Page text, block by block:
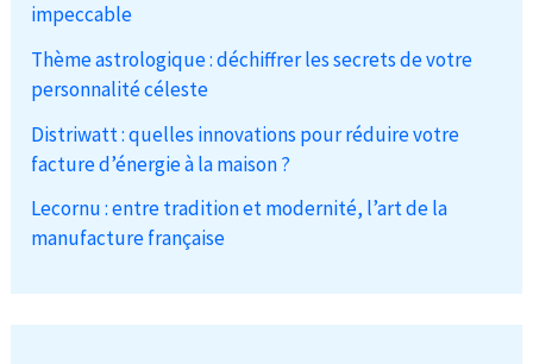
impeccable
Thème astrologique : déchiffrer les secrets de votre
personnalité céleste
Distriwatt : quelles innovations pour réduire votre
facture d’énergie à la maison ?
Lecornu : entre tradition et modernité, l’art de la
manufacture française